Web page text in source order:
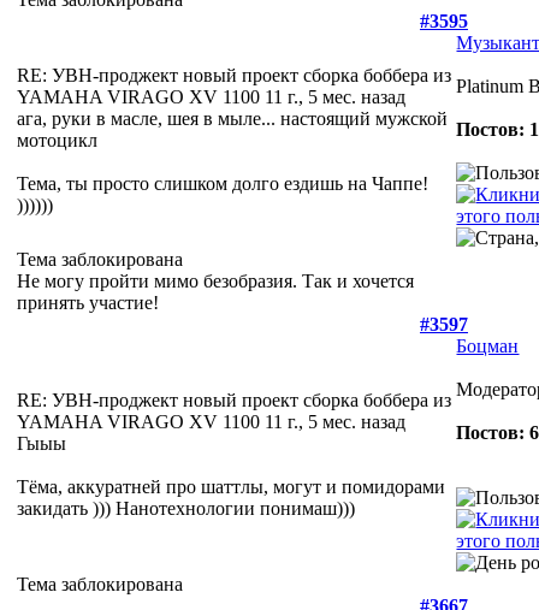
#3595
RE: УВН-проджект новый проект сборка боббера из
YAMAHA VIRAGO XV 1100 11 г., 5 мес. назад
ага, руки в масле, шея в мыле... настоящий мужской
мотоцикл
Тема, ты просто слишком долго ездишь на Чаппе!
))))))
Platinum
Постов:
Тема заблокирована
Не могу пройти мимо безобразия. Так и хочется
принять участие!
#3597
RE: УВН-проджект новый проект сборка боббера из
YAMAHA VIRAGO XV 1100 11 г., 5 мес. назад
Гыыы
Тёма, аккуратней про шаттлы, могут и помидорами
закидать ))) Нанотехнологии понимаш)))
Боцман
Постов:
Тема заблокирована
#3667